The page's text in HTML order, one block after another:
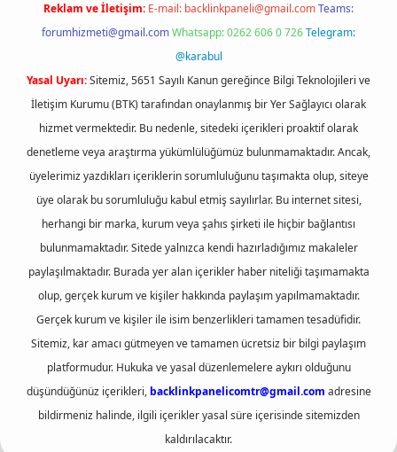
Reklam ve İletişim: E-mail: backlinkpaneli@gmail.comTeams:
forumhizmeti@gmail.comWhatsapp: 0262 606 0 726Telegram:
@karabul
Yasal Uyarı:Sitemiz, 5651 Sayılı Kanun gereğince Bilgi Teknolojileri ve
İletişim Kurumu (BTK) tarafından onaylanmış bir Yer Sağlayıcı olarak
hizmet vermektedir. Bu nedenle, sitedeki içerikleri proaktif olarak
denetleme veya araştırma yükümlülüğümüz bulunmamaktadır. Ancak,
üyelerimiz yazdıkları içeriklerin sorumluluğunu taşımakta olup, siteye
üye olarak bu sorumluluğu kabul etmiş sayılırlar. Bu internet sitesi,
herhangi bir marka, kurum veya şahıs şirketi ile hiçbir bağlantısı
bulunmamaktadır. Sitede yalnızca kendi hazırladığımız makaleler
paylaşılmaktadır. Burada yer alan içerikler haber niteliği taşımamakta
olup, gerçek kurum ve kişiler hakkında paylaşım yapılmamaktadır.
Gerçek kurum ve kişiler ile isim benzerlikleri tamamen tesadüfidir.
Sitemiz, kar amacı gütmeyen ve tamamen ücretsiz bir bilgi paylaşım
platformudur. Hukuka ve yasal düzenlemelere aykırı olduğunu
düşündüğünüz içerikleri, backlinkpanelicomtr@gmail.com adresine
bildirmeniz halinde, ilgili içerikler yasal süre içerisinde sitemizden
kaldırılacaktır.